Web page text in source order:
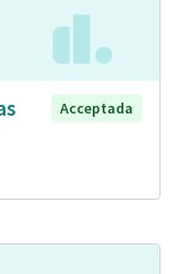
Acceptada